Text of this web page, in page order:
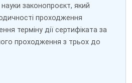
науки законопроєкт, який
проходження
терміну дії сертифіката за
проходження з трьох до